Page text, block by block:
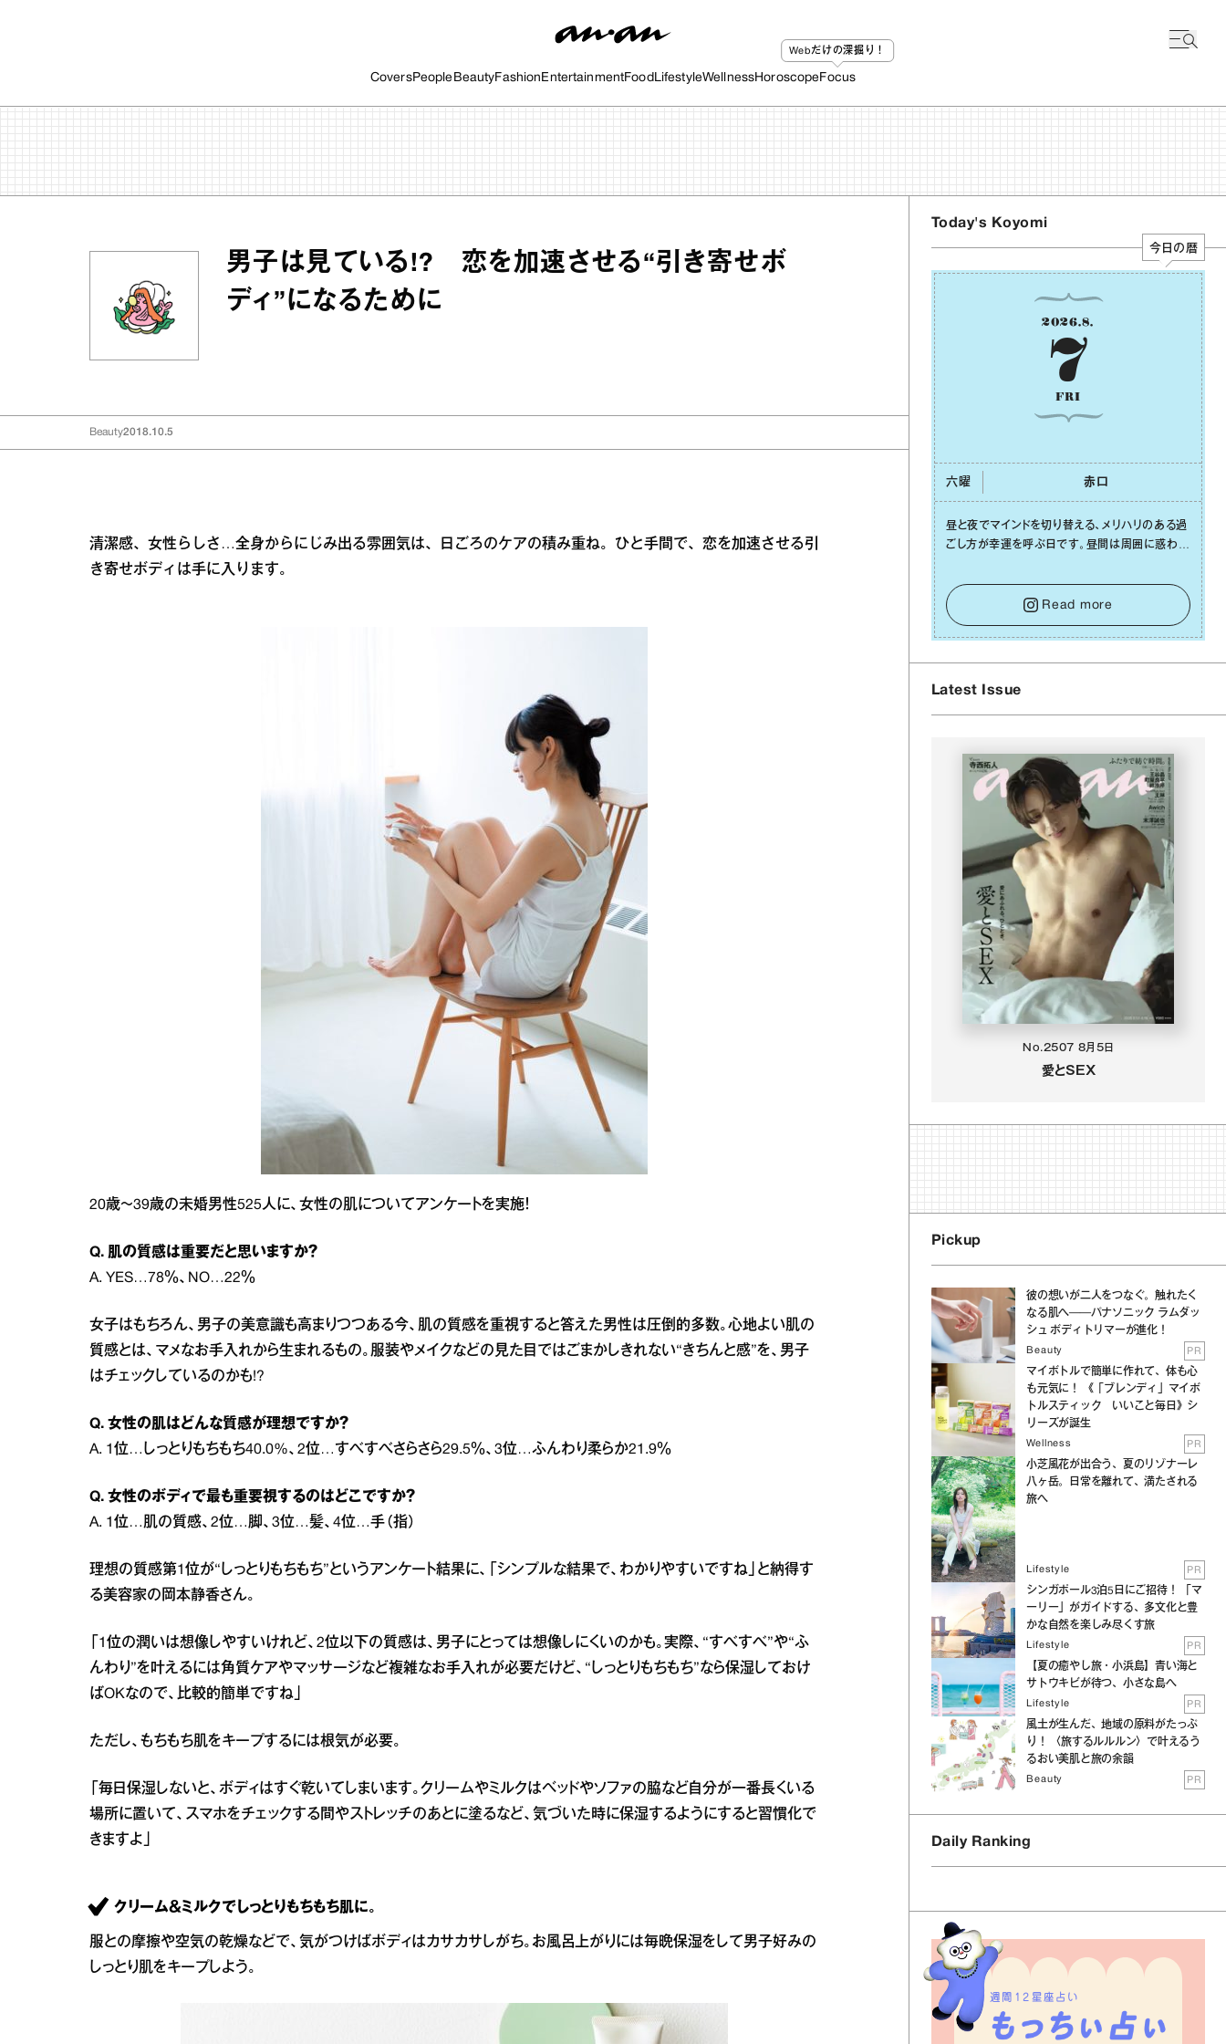
CoversPeople BeautyFashion EntertainmentFood LifestyleWellnessHoroscope
Webだけの深掘り！
Focus
男子は見ている!? 恋を加速させる“引き寄せボ
ディ”になるために
Beauty2018.10.5
清潔感、女性らしさ…全身からにじみ出る雰囲気は、日ごろのケアの積み重ね。ひと手間で、恋を加速させる引
き寄せボディは手に入ります。
20歳～39歳の未婚男性525人に、女性の肌についてアンケートを実施！
Q. 肌の質感は重要だと思いますか？
A. YES…78％、NO…22％
女子はもちろん、男子の美意識も高まりつつある今、肌の質感を重視すると答えた男性は圧倒的多数。心地よい肌の
質感とは、マメなお手入れから生まれるもの。服装やメイクなどの見た目ではごまかしきれない“きちんと感”を、男子
はチェックしているのかも!?
Q. 女性の肌はどんな質感が理想ですか？
A. 1位…しっとりもちもち40.0%、2位…すべすべさらさら29.5％、3位…ふんわり柔らか21.9％
Q. 女性のボディで最も重要視するのはどこですか？
A. 1位…肌の質感、2位…脚、3位…髪、4位…手（指）
理想の質感第1位が“しっとりもちもち”というアンケート結果に、「シンプルな結果で、わかりやすいですね」と納得す
る美容家の岡本静香さん。
「1位の潤いは想像しやすいけれど、2位以下の質感は、男子にとっては想像しにくいのかも。実際、“すべすべ”や“ふ
んわり”を叶えるには角質ケアやマッサージなど複雑なお手入れが必要だけど、“しっとりもちもち”なら保湿しておけ
ばOKなので、比較的簡単ですね」
ただし、もちもち肌をキープするには根気が必要。
「毎日保湿しないと、ボディはすぐ乾いてしまいます。クリームやミルクはベッドやソファの脇など自分が一番長くいる
場所に置いて、スマホをチェックする間やストレッチのあとに塗るなど、気づいた時に保湿するようにすると習慣化で
きますよ」
クリーム＆ミルクでしっとりもちもち肌に。
服との摩擦や空気の乾燥などで、気がつけばボディはカサカサしがち。お風呂上がりには毎晩保湿をして男子好みの
しっとり肌をキープしよう。
Today's Koyomi
今日の暦
2026.8.
7
FRI
六曜 ⾚⼝
昼と夜でマインドを切り替える、メリハリのある過
ごし⽅が幸運を呼ぶ⽇です。昼間は周囲に惑わさ
をキープして。そして夜は、疲れや寂しさから⽢
い⾔葉に流されないよう、⼼にしっかりブレーキ
をかけること。この意識の切り替えが、あなたに
確かな安⼼感をもたらすはずです。
Read more
Latest Issue
No.2507 8月5日
愛とSEX
Pickup
彼の想いが二人をつなぐ。触れたく
なる肌へ──パナソニック ラムダッ
シュ ボディトリマーが進化！
Beauty PR
マイボトルで簡単に作れて、体も心
も元気に！ 《「ブレンディ」マイボ
トルスティック いいこと毎日》シ
リーズが誕生
Wellness PR
小芝風花が出合う、夏のリゾナーレ
八ヶ岳。日常を離れて、満たされる
旅へ
Lifestyle PR
シンガポール3泊5日にご招待！ 「マ
ーリー」がガイドする、多文化と豊
かな自然を楽しみ尽くす旅
Lifestyle PR
【夏の癒やし旅・小浜島】青い海と
サトウキビが待つ、小さな島へ
Lifestyle PR
風土が生んだ、地域の原料がたっぷ
り！ 〈旅するルルルン〉で叶えるう
るおい美肌と旅の余韻
Beauty PR
Daily Ranking
週間12星座占い